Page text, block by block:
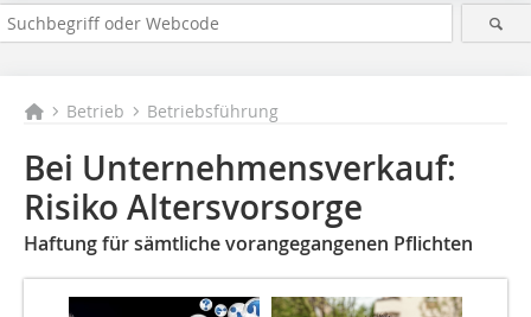
Betrieb Betriebsführung
Bei Unternehmensverkauf:
Risiko Altersvorsorge
Haftung für sämtliche vorangegangenen Pflichten